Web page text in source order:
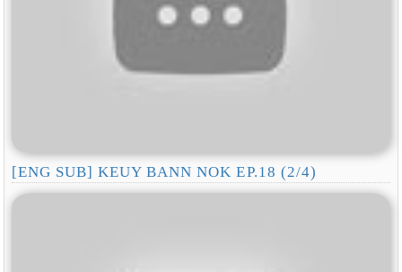
[ENG SUB] KEUY BANN NOK EP.18 (2/4)